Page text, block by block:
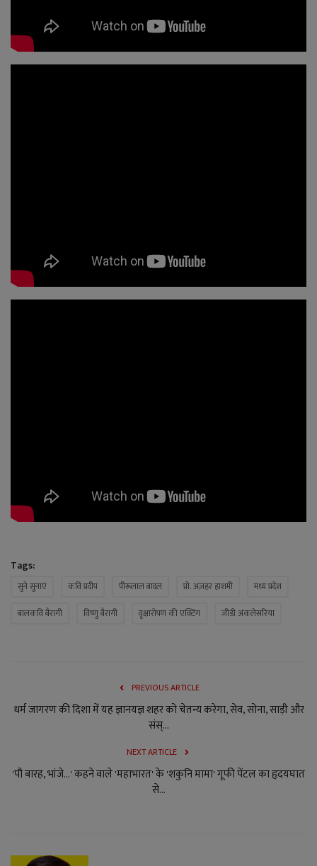
Tags:
सुने सुनाएं कवि प्रदीप पीरूलाल बादल प्रो. अज़हर हाशमी
मध्य प्रदेश
बालकवि बैरागी
विष्णु बैरागी वृक्षारोपण की एक्टिंग जीडी अंकलेसरिया
PREVIOUS ARTICLE
धर्म जागरण की दिशा में यह ज्ञानयज्ञ शहर को चेतन्य करेगा, सेव, सोना, साड़ी और
संस्...
NEXT ARTICLE
'पौ बारह, भांजे...' कहने वाले 'महाभारत' के 'शकुनि मामा' गूफी पेंटल का हृदयघात
से...